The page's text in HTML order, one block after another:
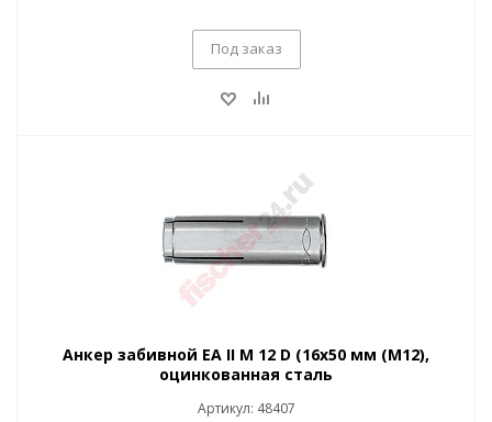
Под заказ
Анкер забивной EA II M 12 D (16x50 мм (M12),
оцинкованная сталь
Артикул: 48407